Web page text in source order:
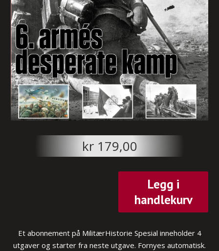
kr179,00
Legg i
handlekurv
Et abonnement på MilitærHistorie Spesial inneholder 4
utgaver og starter fra neste utgave. Fornyes automatisk.